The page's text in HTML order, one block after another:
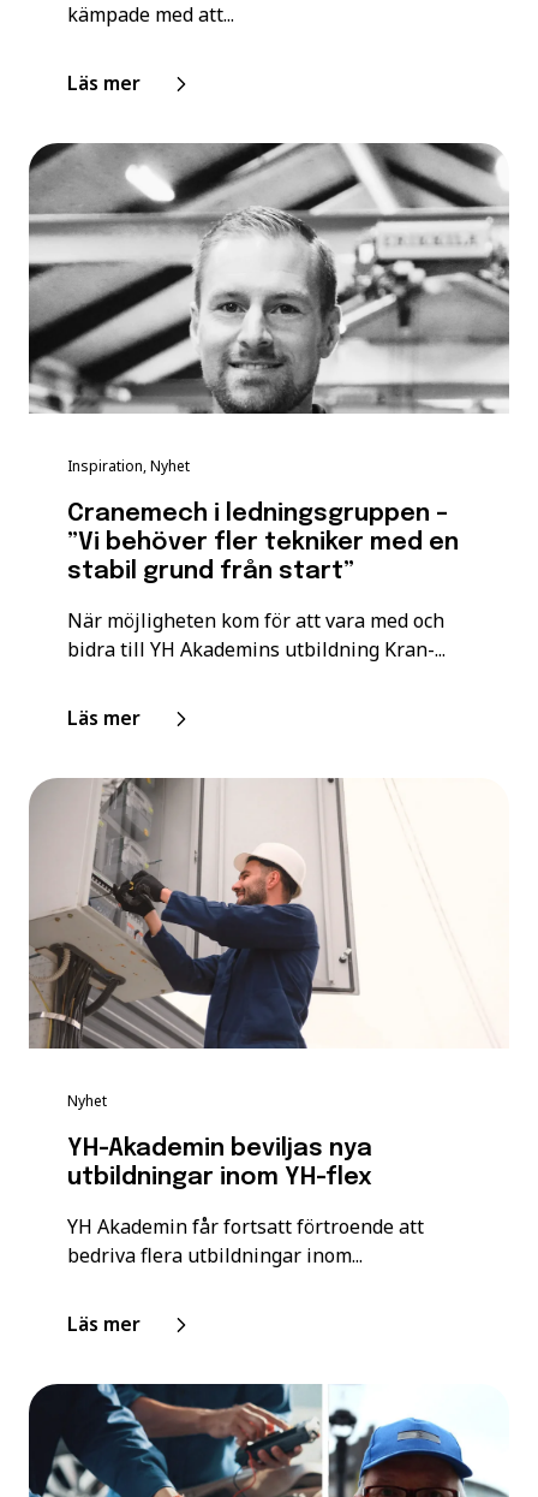
kämpade med att...
Läs mer
Inspiration, Nyhet
Cranemech i ledningsgruppen –
”Vi behöver fler tekniker med en
stabil grund från start”
När möjligheten kom för att vara med och
bidra till YH Akademins utbildning Kran-...
Läs mer
Nyhet
YH-Akademin beviljas nya
utbildningar inom YH-flex
YH Akademin får fortsatt förtroende att
bedriva flera utbildningar inom...
Läs mer